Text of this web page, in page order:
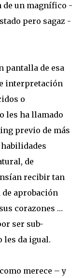
de un magnífico -
pero sagaz -
pantalla de esa
interpretación
o
les ha llamado
previo de más
de
recibir tan
aprobación
corazones …
ser sub-
les da igual.
merece – y